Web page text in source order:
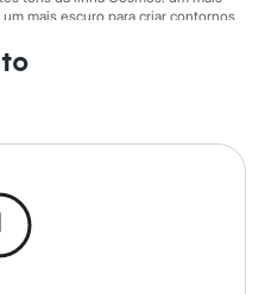
mais escuro para criar contornos
pó, blush e iluminador para uma